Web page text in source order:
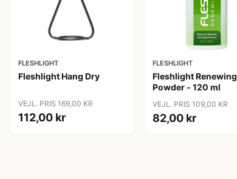
FLESHLIGHT
Fleshlight Hang Dry
VEJL. PRIS 169,00 KR
112,00 kr
FLESHLIGHT
Fleshlight Renewing
Powder - 120 ml
VEJL. PRIS 109,00 KR
82,00 kr